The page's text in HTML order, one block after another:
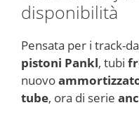
disponibilità
Pensata per i track-
pistoni Pankl, tubi
nuovo
tube, ora di serie